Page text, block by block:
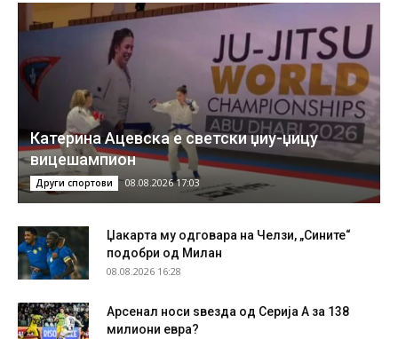
Катерина Ацевска е светски џиу-џицу
вицешампион
Други спортови 08.08.2026 17:03
Џакарта му одговара на Челзи, „Сините“
подобри од Милан
08.08.2026 16:28
Арсенал носи ѕвезда од Серија А за 138
милиони евра?